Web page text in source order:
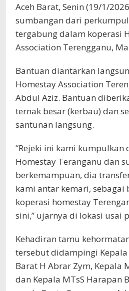
Aceh Barat, Senin (19/1/
sumbangan dari
tergabung dalam koperasi
Association Terengganu,
Bantuan diantarkan
Homestay Association
Abdul Aziz. Bantuan
ternak besar (kerbau) dan
santunan langsung.
“Rejeki ini kami kumpulkan
Homestay Teranganu dan
berkemampuan, dia
kami antar kemari, sebagai
koperasi homestay
sini,” ujarnya di lokasi usai
Kehadiran tamu
tersebut didampingi Kepala
Barat H Abrar Zym, Kepala
dan Kepala MTsS Harapan